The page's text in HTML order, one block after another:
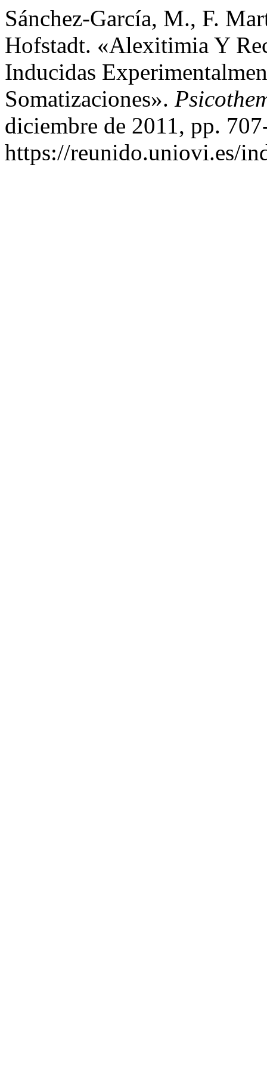
Sánchez-García, M., F.
Hofstadt. «Alexitimia Y
Inducidas
Somatizaciones».
diciembre de 2011, pp.
https://reunido.uniovi.es/